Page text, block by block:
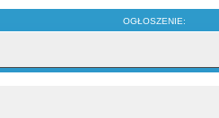
OGŁOSZENIE: